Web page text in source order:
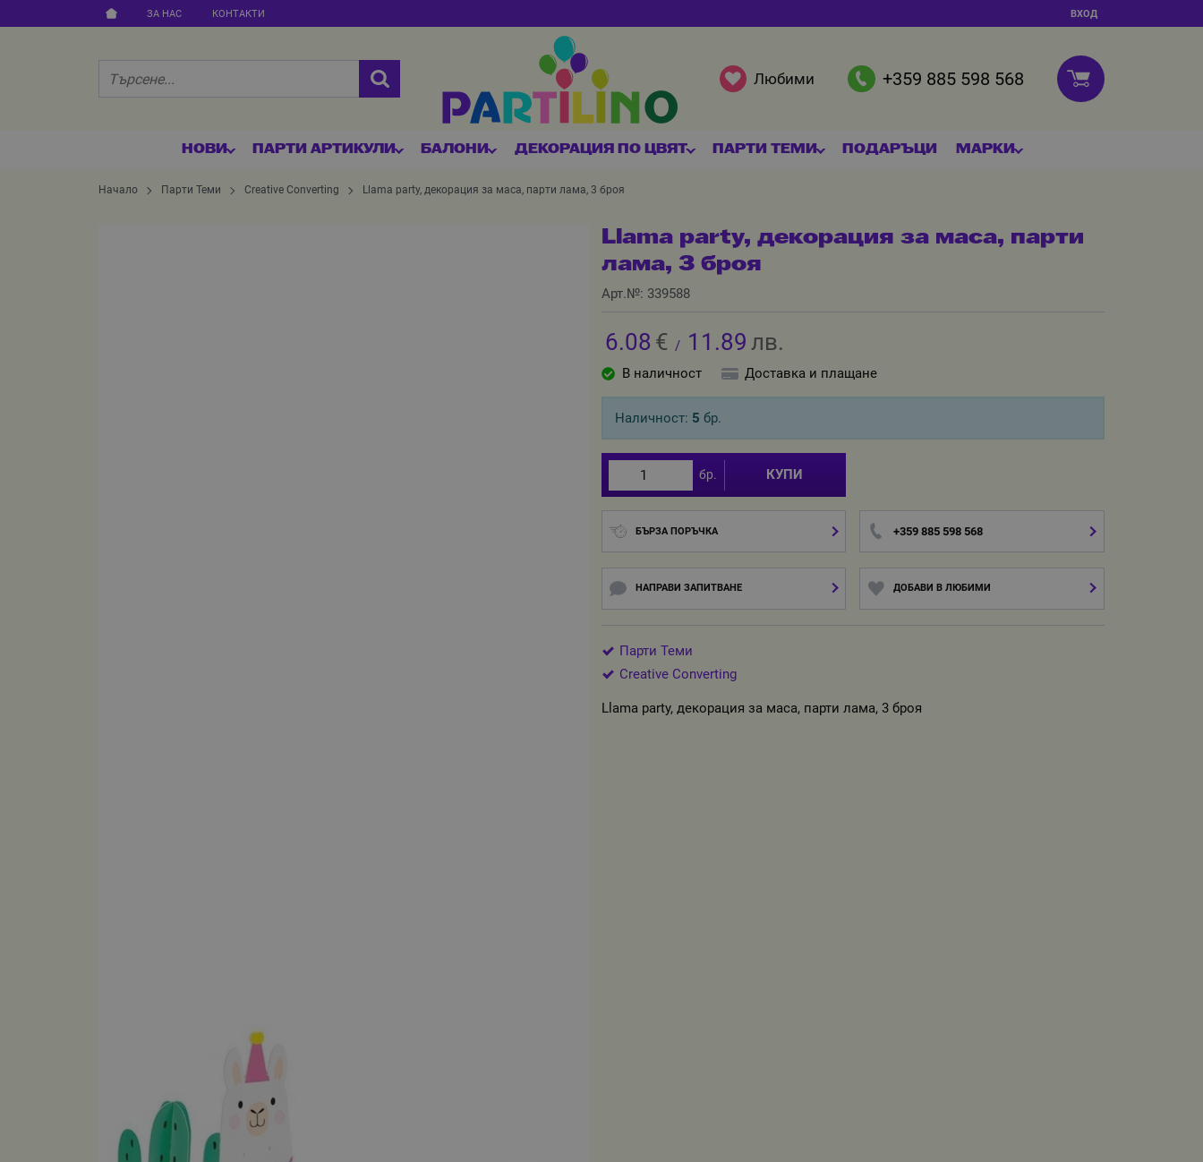
ЗА НАС КОНТАКТИ ВХОД
+359 885 598 568
Любими
НОВИ ПАРТИ АРТИКУЛИ БАЛОНИ ДЕКОРАЦИЯ ПО ЦВЯТ ПАРТИ ТЕМИ ПОДАРЪЦИ МАРКИ
Начало Парти Теми Creative Converting Llama party, декорация за маса, парти лама, 3 броя
Llama party, декорация за маса, парти
лама, 3 броя
Арт.№: 339588
6.08 € / 11.89 лв.
В наличност Доставка и плащане
Наличност: 5 бр.
бр. КУПИ
БЪРЗА ПОРЪЧКА +359 885 598 568
НАПРАВИ ЗАПИТВАНЕ ДОБАВИ В ЛЮБИМИ
Парти Теми
Creative Converting
Llama party, декорация за маса, парти лама, 3 броя